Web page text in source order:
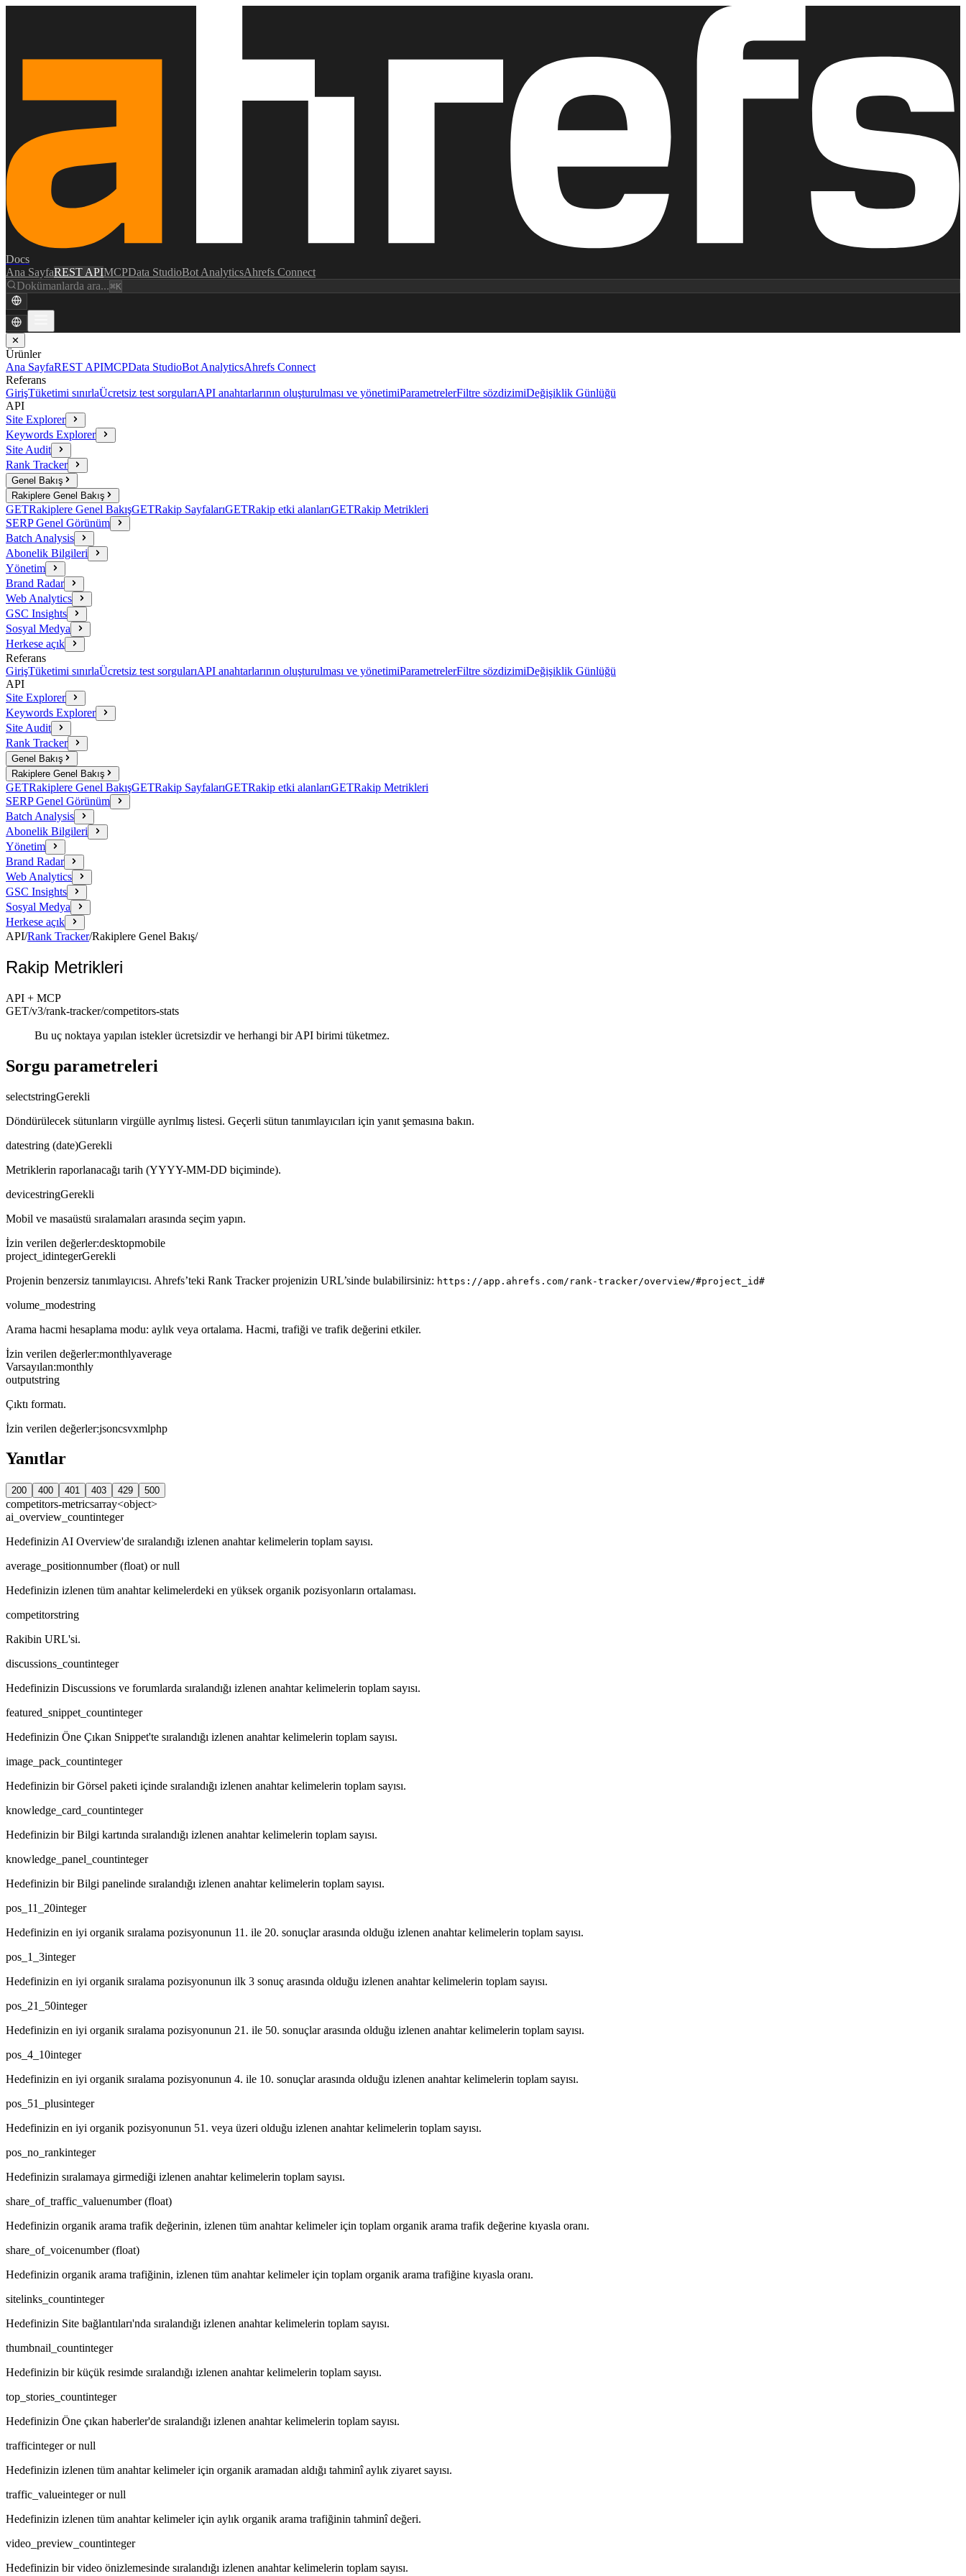
Docs
Ana SayfaREST APIMCPData StudioBot AnalyticsAhrefs Connect
Dokümanlarda ara...⌘K
✕
Ürünler
Ana SayfaREST APIMCPData StudioBot AnalyticsAhrefs Connect
Referans
GirişTüketimi sınırlaÜcretsiz test sorgularıAPI anahtarlarının oluşturulması ve yönetimiParametrelerFiltre sözdizimiDeğişiklik Günlüğü
API
Site Explorer
Keywords Explorer
Site Audit
Rank Tracker
Genel Bakış
Rakiplere Genel Bakış
GETRakiplere Genel BakışGETRakip SayfalarıGETRakip etki alanlarıGETRakip Metrikleri
SERP Genel Görünüm
Batch Analysis
Abonelik Bilgileri
Yönetim
Brand Radar
Web Analytics
GSC Insights
Sosyal Medya
Herkese açık
Referans
GirişTüketimi sınırlaÜcretsiz test sorgularıAPI anahtarlarının oluşturulması ve yönetimiParametrelerFiltre sözdizimiDeğişiklik Günlüğü
API
Site Explorer
Keywords Explorer
Site Audit
Rank Tracker
Genel Bakış
Rakiplere Genel Bakış
GETRakiplere Genel BakışGETRakip SayfalarıGETRakip etki alanlarıGETRakip Metrikleri
SERP Genel Görünüm
Batch Analysis
Abonelik Bilgileri
Yönetim
Brand Radar
Web Analytics
GSC Insights
Sosyal Medya
Herkese açık
API/Rank Tracker/Rakiplere Genel Bakış/
Rakip Metrikleri
API + MCP
GET/v3/rank-tracker/competitors-stats
Bu uç noktaya yapılan istekler ücretsizdir ve herhangi bir API birimi tüketmez.
Sorgu parametreleri
selectstringGerekli
Döndürülecek sütunların virgülle ayrılmış listesi. Geçerli sütun tanımlayıcıları için yanıt şemasına bakın.
datestring (date)Gerekli
Metriklerin raporlanacağı tarih (YYYY-MM-DD biçiminde).
devicestringGerekli
Mobil ve masaüstü sıralamaları arasında seçim yapın.
İzin verilen değerler:desktopmobile
project_idintegerGerekli
Projenin benzersiz tanımlayıcısı. Ahrefs’teki Rank Tracker projenizin URL’sinde bulabilirsiniz: https://app.ahrefs.com/rank-tracker/overview/#project_id#
volume_modestring
Arama hacmi hesaplama modu: aylık veya ortalama. Hacmi, trafiği ve trafik değerini etkiler.
İzin verilen değerler:monthlyaverage
Varsayılan:monthly
outputstring
Çıktı formatı.
İzin verilen değerler:jsoncsvxmlphp
Yanıtlar
200 400 401 403 429 500
competitors-metricsarray<object>
ai_overview_countinteger
Hedefinizin AI Overview'de sıralandığı izlenen anahtar kelimelerin toplam sayısı.
average_positionnumber (float) or null
Hedefinizin izlenen tüm anahtar kelimelerdeki en yüksek organik pozisyonların ortalaması.
competitorstring
Rakibin URL'si.
discussions_countinteger
Hedefinizin Discussions ve forumlarda sıralandığı izlenen anahtar kelimelerin toplam sayısı.
featured_snippet_countinteger
Hedefinizin Öne Çıkan Snippet'te sıralandığı izlenen anahtar kelimelerin toplam sayısı.
image_pack_countinteger
Hedefinizin bir Görsel paketi içinde sıralandığı izlenen anahtar kelimelerin toplam sayısı.
knowledge_card_countinteger
Hedefinizin bir Bilgi kartında sıralandığı izlenen anahtar kelimelerin toplam sayısı.
knowledge_panel_countinteger
Hedefinizin bir Bilgi panelinde sıralandığı izlenen anahtar kelimelerin toplam sayısı.
pos_11_20integer
Hedefinizin en iyi organik sıralama pozisyonunun 11. ile 20. sonuçlar arasında olduğu izlenen anahtar kelimelerin toplam sayısı.
pos_1_3integer
Hedefinizin en iyi organik sıralama pozisyonunun ilk 3 sonuç arasında olduğu izlenen anahtar kelimelerin toplam sayısı.
pos_21_50integer
Hedefinizin en iyi organik sıralama pozisyonunun 21. ile 50. sonuçlar arasında olduğu izlenen anahtar kelimelerin toplam sayısı.
pos_4_10integer
Hedefinizin en iyi organik sıralama pozisyonunun 4. ile 10. sonuçlar arasında olduğu izlenen anahtar kelimelerin toplam sayısı.
pos_51_plusinteger
Hedefinizin en iyi organik pozisyonunun 51. veya üzeri olduğu izlenen anahtar kelimelerin toplam sayısı.
pos_no_rankinteger
Hedefinizin sıralamaya girmediği izlenen anahtar kelimelerin toplam sayısı.
share_of_traffic_valuenumber (float)
Hedefinizin organik arama trafik değerinin, izlenen tüm anahtar kelimeler için toplam organik arama trafik değerine kıyasla oranı.
share_of_voicenumber (float)
Hedefinizin organik arama trafiğinin, izlenen tüm anahtar kelimeler için toplam organik arama trafiğine kıyasla oranı.
sitelinks_countinteger
Hedefinizin Site bağlantıları'nda sıralandığı izlenen anahtar kelimelerin toplam sayısı.
thumbnail_countinteger
Hedefinizin bir küçük resimde sıralandığı izlenen anahtar kelimelerin toplam sayısı.
top_stories_countinteger
Hedefinizin Öne çıkan haberler'de sıralandığı izlenen anahtar kelimelerin toplam sayısı.
trafficinteger or null
Hedefinizin izlenen tüm anahtar kelimeler için organik aramadan aldığı tahminî aylık ziyaret sayısı.
traffic_valueinteger or null
Hedefinizin izlenen tüm anahtar kelimeler için aylık organik arama trafiğinin tahminî değeri.
video_preview_countinteger
Hedefinizin bir video önizlemesinde sıralandığı izlenen anahtar kelimelerin toplam sayısı.